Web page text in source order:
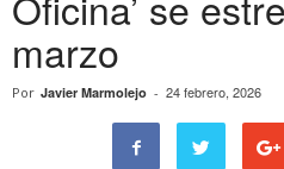
marzo
Por Javier Marmolejo - 24 febrero, 2026